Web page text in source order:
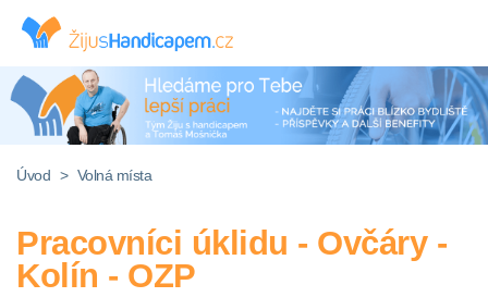
Úvod > Volná místa
Pracovníci úklidu - Ovčáry -
Kolín - OZP